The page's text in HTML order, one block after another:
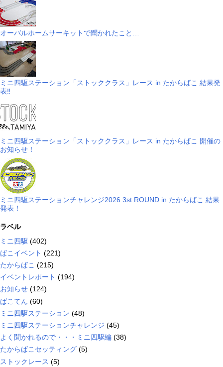
オーバルホームサーキットで聞かれたこと…
ミニ四駆ステーション「ストッククラス」レース in たからばこ 結果発
表‼
ミニ四駆ステーション「ストッククラス」レース in たからばこ 開催の
お知らせ！
ミニ四駆ステーションチャレンジ2026 3st ROUND in たからばこ 結果
発表！
ラベル
ミニ四駆 (402)
ばこイベント (221)
たからばこ (215)
イベントレポート (194)
お知らせ (124)
ばこてん (60)
ミニ四駆ステーション (48)
ミニ四駆ステーションチャレンジ (45)
よく聞かれるので・・・ミニ四駆編 (38)
たからばこセッティング (5)
ストックレース (5)